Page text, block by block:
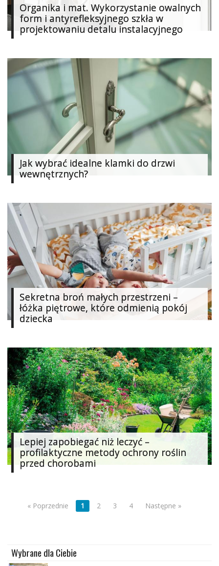
Organika i mat. Wykorzystanie owalnych
form i antyrefleksyjnego szkła w
projektowaniu detalu instalacyjnego
Jak wybrać idealne klamki do drzwi
wewnętrznych?
Sekretna broń małych przestrzeni –
łóżka piętrowe, które odmienią pokój
dziecka
Lepiej zapobiegać niż leczyć –
profilaktyczne metody ochrony roślin
przed chorobami
« Poprzednie 1 2 3 4 Następne »
Wybrane dla Ciebie